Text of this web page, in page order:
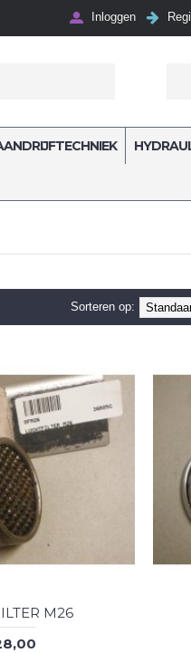
Inloggen
Sorteren op:
M26